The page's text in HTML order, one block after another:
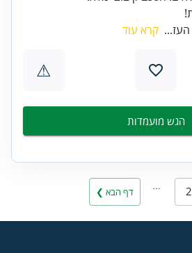
העז... קרא עוד
⚠
הגש מועמדות
2 דף הבא ❯